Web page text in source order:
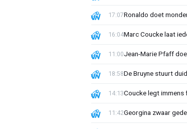
Ronaldo doet
17:07
Marc Coucke laat
16:04
Jean-Marie Pfaff
11:00
De Bruyne stuurt
18:58
Coucke legt immens
14:13
Georgina zwaar
11:42